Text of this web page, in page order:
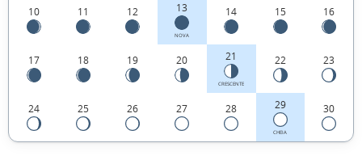
10 11 12 13
NOVA
14 15 16
17 18 19 20 21
CRESCENTE
22 23
24 25 26 27 28 29
CHEIA
30